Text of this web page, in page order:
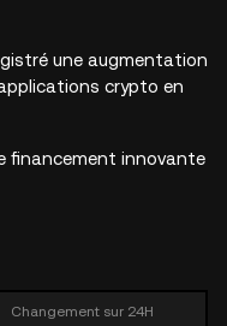
une augmentation
crypto en
financement innovante
Changement sur 24H